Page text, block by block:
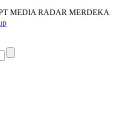
PT MEDIA RADAR MERDEKA